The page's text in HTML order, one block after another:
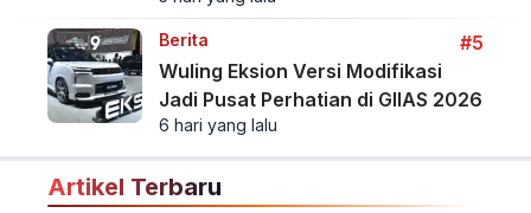
Berita
#5
Wuling Eksion Versi Modifikasi
Jadi Pusat Perhatian di GIIAS 2026
6 hari yang lalu
Artikel Terbaru